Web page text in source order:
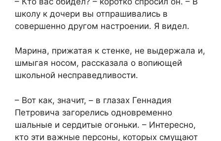
школу к дочери вы отпрашивались в
совершенно другом настроении. Я видел.
Марина, прижатая к стенке, не выдержала и,
шмыгая носом, рассказала о вопиющей
школьной несправедливости.
– Вот как, значит, – в глазах Геннадия
Петровича загорелись одновременно
шальные и сердитые огоньки. – Интересно,
кто эти важные персоны, которых смущают